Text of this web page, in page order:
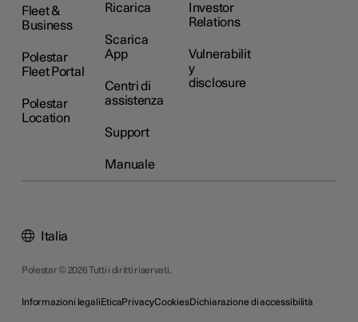
Fleet &
Business
Polestar
Fleet Portal
Polestar
Location
Ricarica
Scarica
App
Centri di
assistenza
Support
Manuale
Investor
Relations
Vulnerabilit
y
disclosure
Polestar © 2026 Tutti i diritti riservati.
Informazioni legaliEticaPrivacyCookiesDichiarazione di accessibilità
Italia